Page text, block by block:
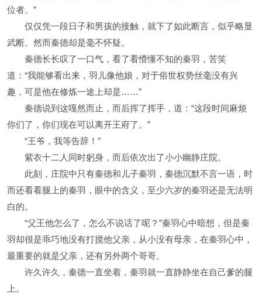
位者。”
仅仅凭一段日子和男孩的接触，就下了如此断言，似乎略显
武断。然而秦德却是毫不怀疑。
秦德长长叹了一口气，看了看懵懂不知的秦羽，苦笑
道：“我能够看出来，羽儿像他娘，对于俗世权势丝毫没有兴
趣，可是他在修炼一途上却是……”
秦德说到这嘎然而止，而后挥了挥手，道：“这段时间麻烦
你们了，你们现在可以离开王府了。”
“王爷，我等告辞！”
紫衣十二人同时躬身，而后依次出了小小幽静庄院。
此刻，庄院中只有秦德和儿子秦羽，秦德沉默不言一语，时
而还看看腿上的秦羽，眼中的含义，至少六岁的秦羽还是无法明
白的。
“父王他怎么了，怎么不说话了呢？”秦羽心中暗想，但是秦
羽却很是乖巧地没有打搅他父亲，从小没有母亲，在秦羽心中，
最重要的就是父亲，还有另外两个哥哥。
许久许久，秦德一直坐着，秦羽就一直静静坐在自己爹的腿
上。